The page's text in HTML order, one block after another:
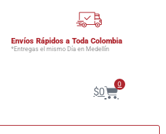
Envíos Rápidos a Toda Colombia
*Entregas el mismo Día en Medellín
$0
0